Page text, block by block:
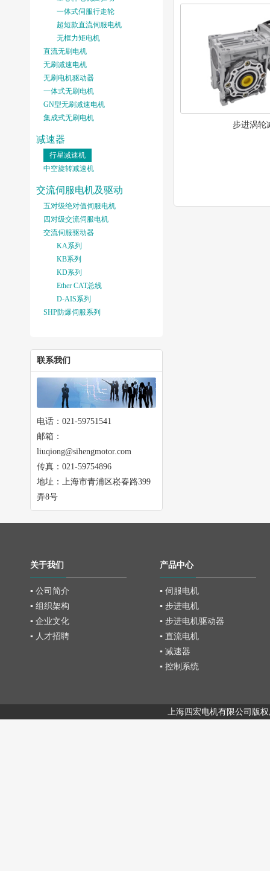
一体式伺服行走轮
超短款直流伺服电机
无框力矩电机
直流无刷电机
无刷减速电机
无刷电机驱动器
一体式无刷电机
GN型无刷减速电机
集成式无刷电机
减速器
行星减速机
中空旋转减速机
交流伺服电机及驱动
五对级绝对值伺服电机
四对级交流伺服电机
交流伺服驱动器
KA系列
KB系列
KD系列
Ether CAT总线
D-AIS系列
SHP防爆伺服系列
联系我们
电话：021-59751541
邮箱：
liuqiong@sihengmotor.com
传真：021-59754896
地址：上海市青浦区崧春路399
弄8号
步进涡轮
关于我们
▪ 公司简介
▪ 组织架构
▪ 企业文化
▪ 人才招聘
产品中心
▪ 伺服电机
▪ 步进电机
▪ 步进电机驱动器
▪ 直流电机
▪ 减速器
▪ 控制系统
上海四宏电机有限公司版